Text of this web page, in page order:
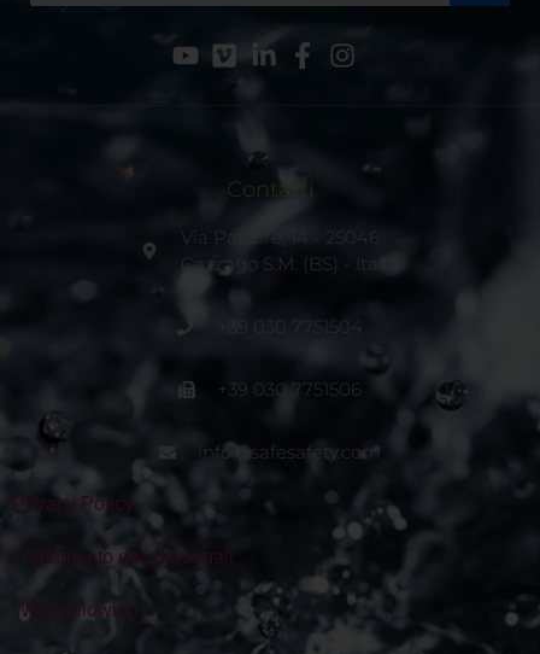
Contatti
Via Pastore, 14 - 25046
Cazzago S.M. (BS) - Italia
+39 030 7751504
+39 030 7751506
info@safesafety.com
Privacy Policy
Trattamento dati personali
Whisleblowing